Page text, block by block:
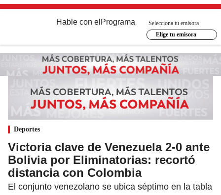
Hable con el Programa
Selecciona tu emisora
Elige tu emisora
Deportes
Victoria clave de Venezuela 2-0 ante
Bolivia por Eliminatorias: recortó
distancia con Colombia
El conjunto venezolano se ubica séptimo en la tabla